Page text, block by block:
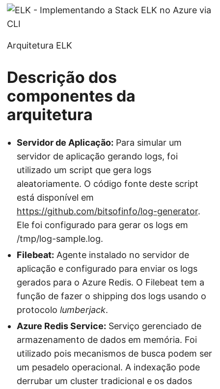
Arquitetura ELK
Descrição dos
componentes da
arquitetura
Servidor de Aplicação: Para simular um
servidor de aplicação gerando logs, foi
utilizado um script que gera logs
aleatoriamente. O código fonte deste script
está disponível em
https://github.com/bitsofinfo/log-generator.
Ele foi configurado para gerar os logs em
/tmp/log-sample.log.
Filebeat: Agente instalado no servidor de
aplicação e configurado para enviar os logs
gerados para o Azure Redis. O Filebeat tem a
função de fazer o shipping dos logs usando o
protocolo lumberjack.
Azure Redis Service: Serviço gerenciado de
armazenamento de dados em memória. Foi
utilizado pois mecanismos de busca podem ser
um pesadelo operacional. A indexação pode
derrubar um cluster tradicional e os dados